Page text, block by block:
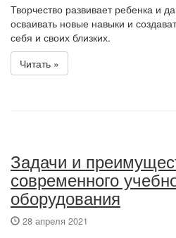
Творчество развивает ребенка и
осваивать новые навыки и
себя и своих близких.
Читать »
Задачи и
современного
оборудования
28 апреля 2021